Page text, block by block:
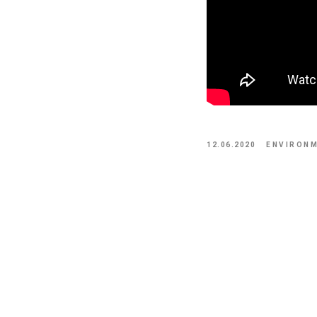
12.06.2020